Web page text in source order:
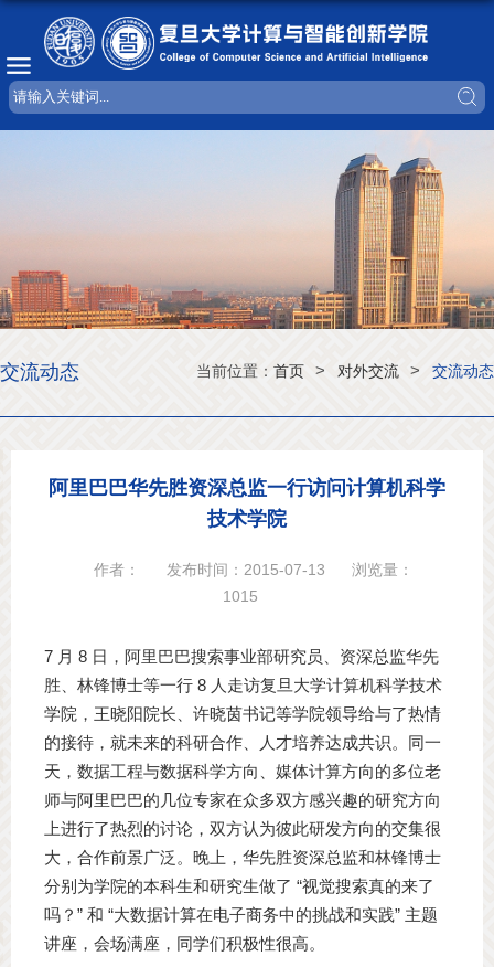
当前位置： 首页 > 对外交流 > 交流动态
交流动态
阿里巴巴华先胜资深总监一行访问计算机科学
技术学院
作者： 发布时间：2015-07-13
浏览量：
1015
7 月 8 日，阿里巴巴搜索事业部研究员、资深总监华先
胜、林锋博士等一行 8 人走访复旦大学计算机科学技术
学院，王晓阳院长、许晓茵书记等学院领导给与了热情
的接待，就未来的科研合作、人才培养达成共识。同一
天，数据工程与数据科学方向、媒体计算方向的多位老
师与阿里巴巴的几位专家在众多双方感兴趣的研究方向
上进行了热烈的讨论，双方认为彼此研发方向的交集很
大，合作前景广泛。晚上，华先胜资深总监和林锋博士
分别为学院的本科生和研究生做了 “视觉搜索真的来了
吗？” 和 “大数据计算在电子商务中的挑战和实践” 主题
讲座，会场满座，同学们积极性很高。